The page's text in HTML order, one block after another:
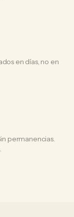
en días, no en
permanencias.